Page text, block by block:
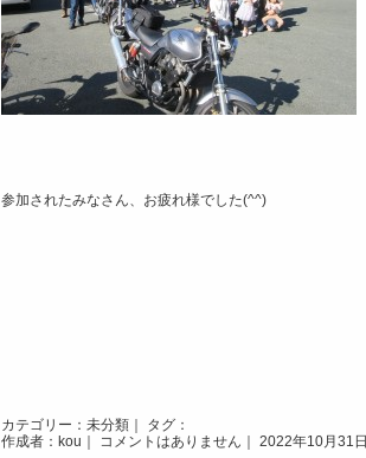
参加されたみなさん、お疲れ様でした(^^)
カテゴリー： 未分類 ｜ タグ：
作成者：kou｜ コメントはありません ｜ 2022年10月31日